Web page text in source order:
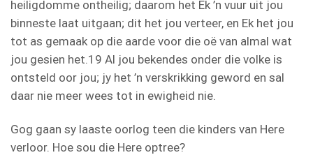
heiligdomme ontheilig; daarom het Ek ’n vuur uit jou
binneste laat uitgaan; dit het jou verteer, en Ek het jou
tot as gemaak op die aarde voor die oë van almal wat
jou gesien het.19 Al jou bekendes onder die volke is
ontsteld oor jou; jy het ’n verskrikking geword en sal
daar nie meer wees tot in ewigheid nie.
Gog gaan sy laaste oorlog teen die kinders van Here
verloor. Hoe sou die Here optree?